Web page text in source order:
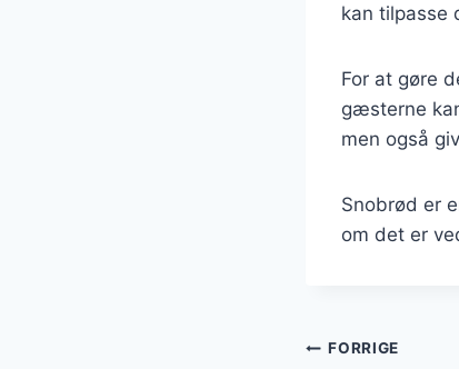
kan tilpasse
For at gøre
gæsterne
men også
Snobrød er
om det er
FORRIGE